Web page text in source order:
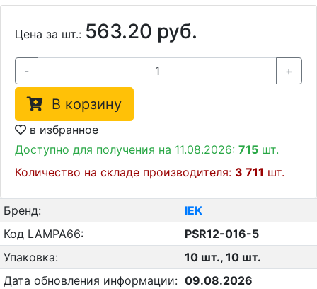
Цена за шт.: 563.20 руб.
- +
В корзину
в избранное
Доступно для получения на 11.08.2026: 715 шт.
Количество на складе производителя: 3 711 шт.
Бренд:
IEK
Код LAMPA66:
PSR12-016-5
Упаковка:
10 шт., 10 шт.
Дата обновления информации: 09.08.2026